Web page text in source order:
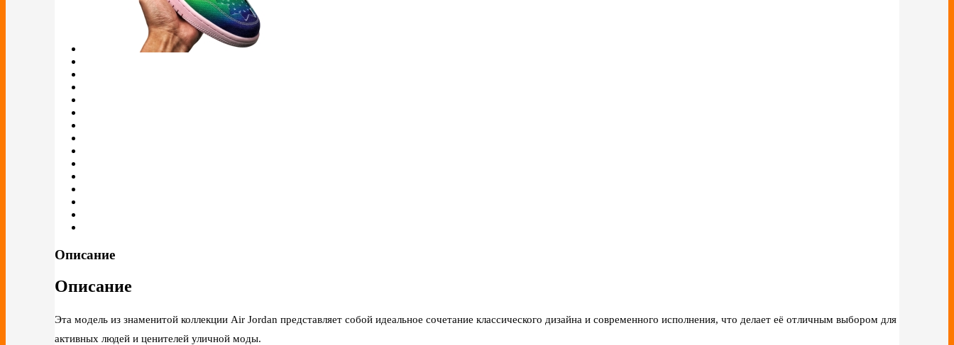
Описание
Описание
Эта модель из знаменитой коллекции Air Jordan представляет собой идеальное сочетание классического дизайна и современного исполнения, что делает её отличным выбором для
активных людей и ценителей уличной моды.